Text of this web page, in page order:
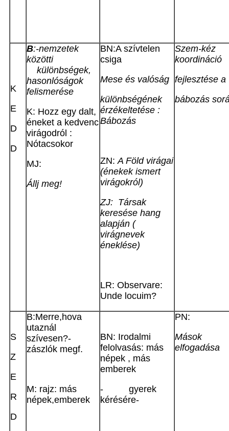
K
E
D
D
B:-nemzetek
közötti
különbségek,
hasonlóságok
felismerése
K: Hozz egy dalt,
éneket a kedvenc
virágodról :
Nótacsokor
MJ:
Állj meg!
BN:A szívtelen
csiga
Mese és valóság
különbségének
érzékeltetése :
Bábozás
ZN:A Föld virágai
(énekek ismert
virágokról)
ZJ: Társak
keresése hang
alapján (
virágnevek
éneklése)
LR: Observare:
Unde locuim?
Szem-kéz
koordináció
fejlesztése a
bábozás
S
Z
E
R
D
B:Merre,hova
utaznál
szívesen?-
zászlók megf.
M: rajz: más
népek,emberek
BN: Irodalmi
felolvasás: más
népek , más
emberek
- gyerek
kérésére-
PN:
Mások
elfogadása